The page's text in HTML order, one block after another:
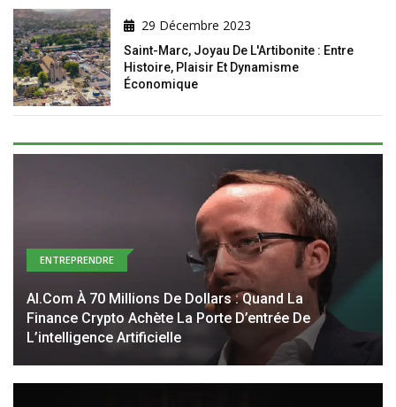
29 Décembre 2023
Saint-Marc, Joyau De L'Artibonite : Entre
Histoire, Plaisir Et Dynamisme
Économique
ENTREPRENDRE
AI.com À 70 Millions De Dollars : Quand La
Finance Crypto Achète La Porte D’entrée De
L’intelligence Artificielle